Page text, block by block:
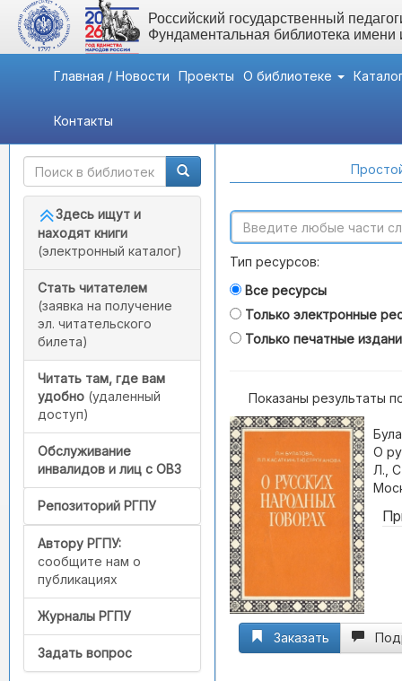
Российский государственный
Фундаментальная библиотека
Главная / Новости Проекты О библиотеке
Контакты
Быстрый доступ
Здесь ищут и
находят книги
(электронный каталог)
Стать читателем
(заявка на получение
эл. читательского
билета)
Читать там, где вам
удобно (удаленный
доступ)
Обслуживание
инвалидов и лиц с ОВЗ
Репозиторий РГПУ
Автору РГПУ:
сообщите нам о
публикациях
Журналы РГПУ
Задать вопрос
Тип ресурсов:
Все ресурсы
Только электронные
Только печатные
Показаны результаты
О
Л.,
Заказать